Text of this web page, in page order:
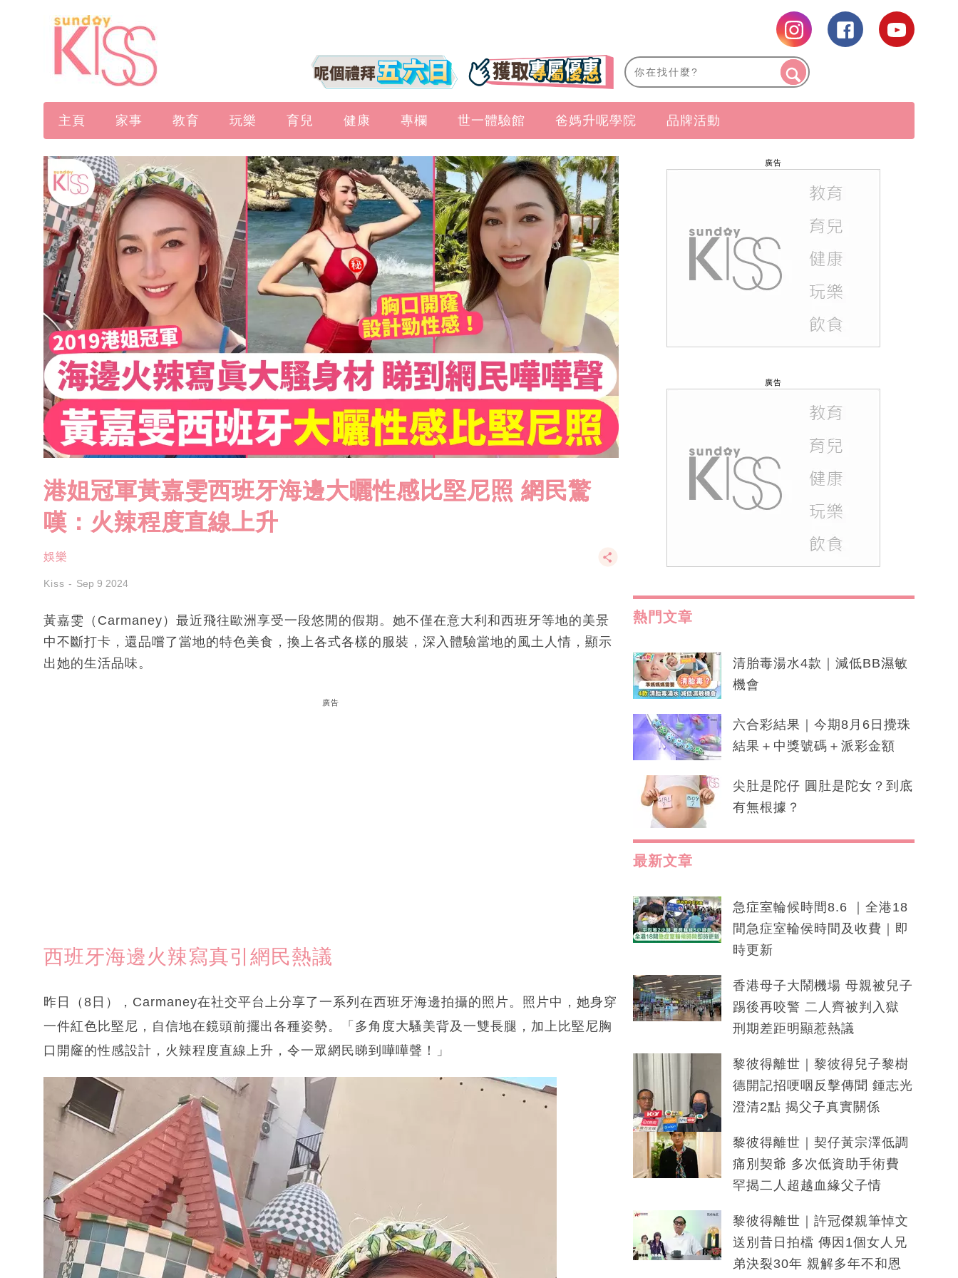
主頁 家事 教育 玩樂 育兒 健康 專欄 世一體驗館 爸媽升呢學院 品牌活動
港姐冠軍黃嘉雯西班牙海邊大曬性感比堅尼照 網民驚
嘆：火辣程度直線上升
娛樂
Kiss Sep 9 2024
黃嘉雯（Carmaney）最近飛往歐洲享受一段悠閒的假期。她不僅在意大利和西班牙等地的美景
中不斷打卡，還品嚐了當地的特色美食，換上各式各樣的服裝，深入體驗當地的風土人情，顯示
出她的生活品味。
廣告
西班牙海邊火辣寫真引網民熱議
昨日（8日），Carmaney在社交平台上分享了一系列在西班牙海邊拍攝的照片。照片中，她身穿
一件紅色比堅尼，自信地在鏡頭前擺出各種姿勢。「多角度大騷美背及一雙長腿，加上比堅尼胸
口開窿的性感設計，火辣程度直線上升，令一眾網民睇到嘩嘩聲！」
廣告
廣告
熱門文章
清胎毒湯水4款｜減低BB濕敏
機會
六合彩結果｜今期8月6日攪珠
結果＋中獎號碼＋派彩金額
尖肚是陀仔 圓肚是陀女？到底
有無根據？
最新文章
急症室輪候時間8.6 ｜全港18
間急症室輪侯時間及收費｜即
時更新
香港母子大鬧機場 母親被兒子
踢後再咬警 二人齊被判入獄
刑期差距明顯惹熱議
黎彼得離世｜黎彼得兒子黎樹
德開記招哽咽反擊傳聞 鍾志光
澄清2點 揭父子真實關係
黎彼得離世｜契仔黃宗澤低調
痛別契爺 多次低資助手術費
罕揭二人超越血緣父子情
黎彼得離世｜許冠傑親筆悼文
送別昔日拍檔 傳因1個女人兄
弟決裂30年 親解多年不和恩